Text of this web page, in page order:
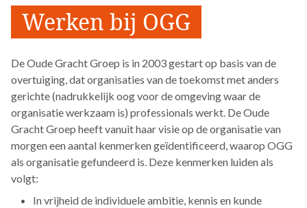
Werken bij OGG
De Oude Gracht Groep is in 2003 gestart op basis van de
overtuiging, dat organisaties van de toekomst met anders
gerichte (nadrukkelijk oog voor de omgeving waar de
organisatie werkzaam is) professionals werkt. De Oude
Gracht Groep heeft vanuit haar visie op de organisatie van
morgen een aantal kenmerken geïdentificeerd, waarop OGG
als organisatie gefundeerd is. Deze kenmerken luiden als
volgt:
In vrijheid de individuele ambitie, kennis en kunde